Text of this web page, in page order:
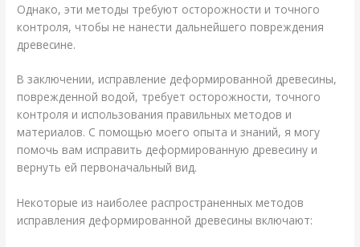
Однако, эти методы требуют осторожности и точного
контроля, чтобы не нанести дальнейшего повреждения
древесине.
В заключении, исправление деформированной древесины,
поврежденной водой, требует осторожности, точного
контроля и использования правильных методов и
материалов. С помощью моего опыта и знаний, я могу
помочь вам исправить деформированную древесину и
вернуть ей первоначальный вид.
Некоторые из наиболее распространенных методов
исправления деформированной древесины включают: